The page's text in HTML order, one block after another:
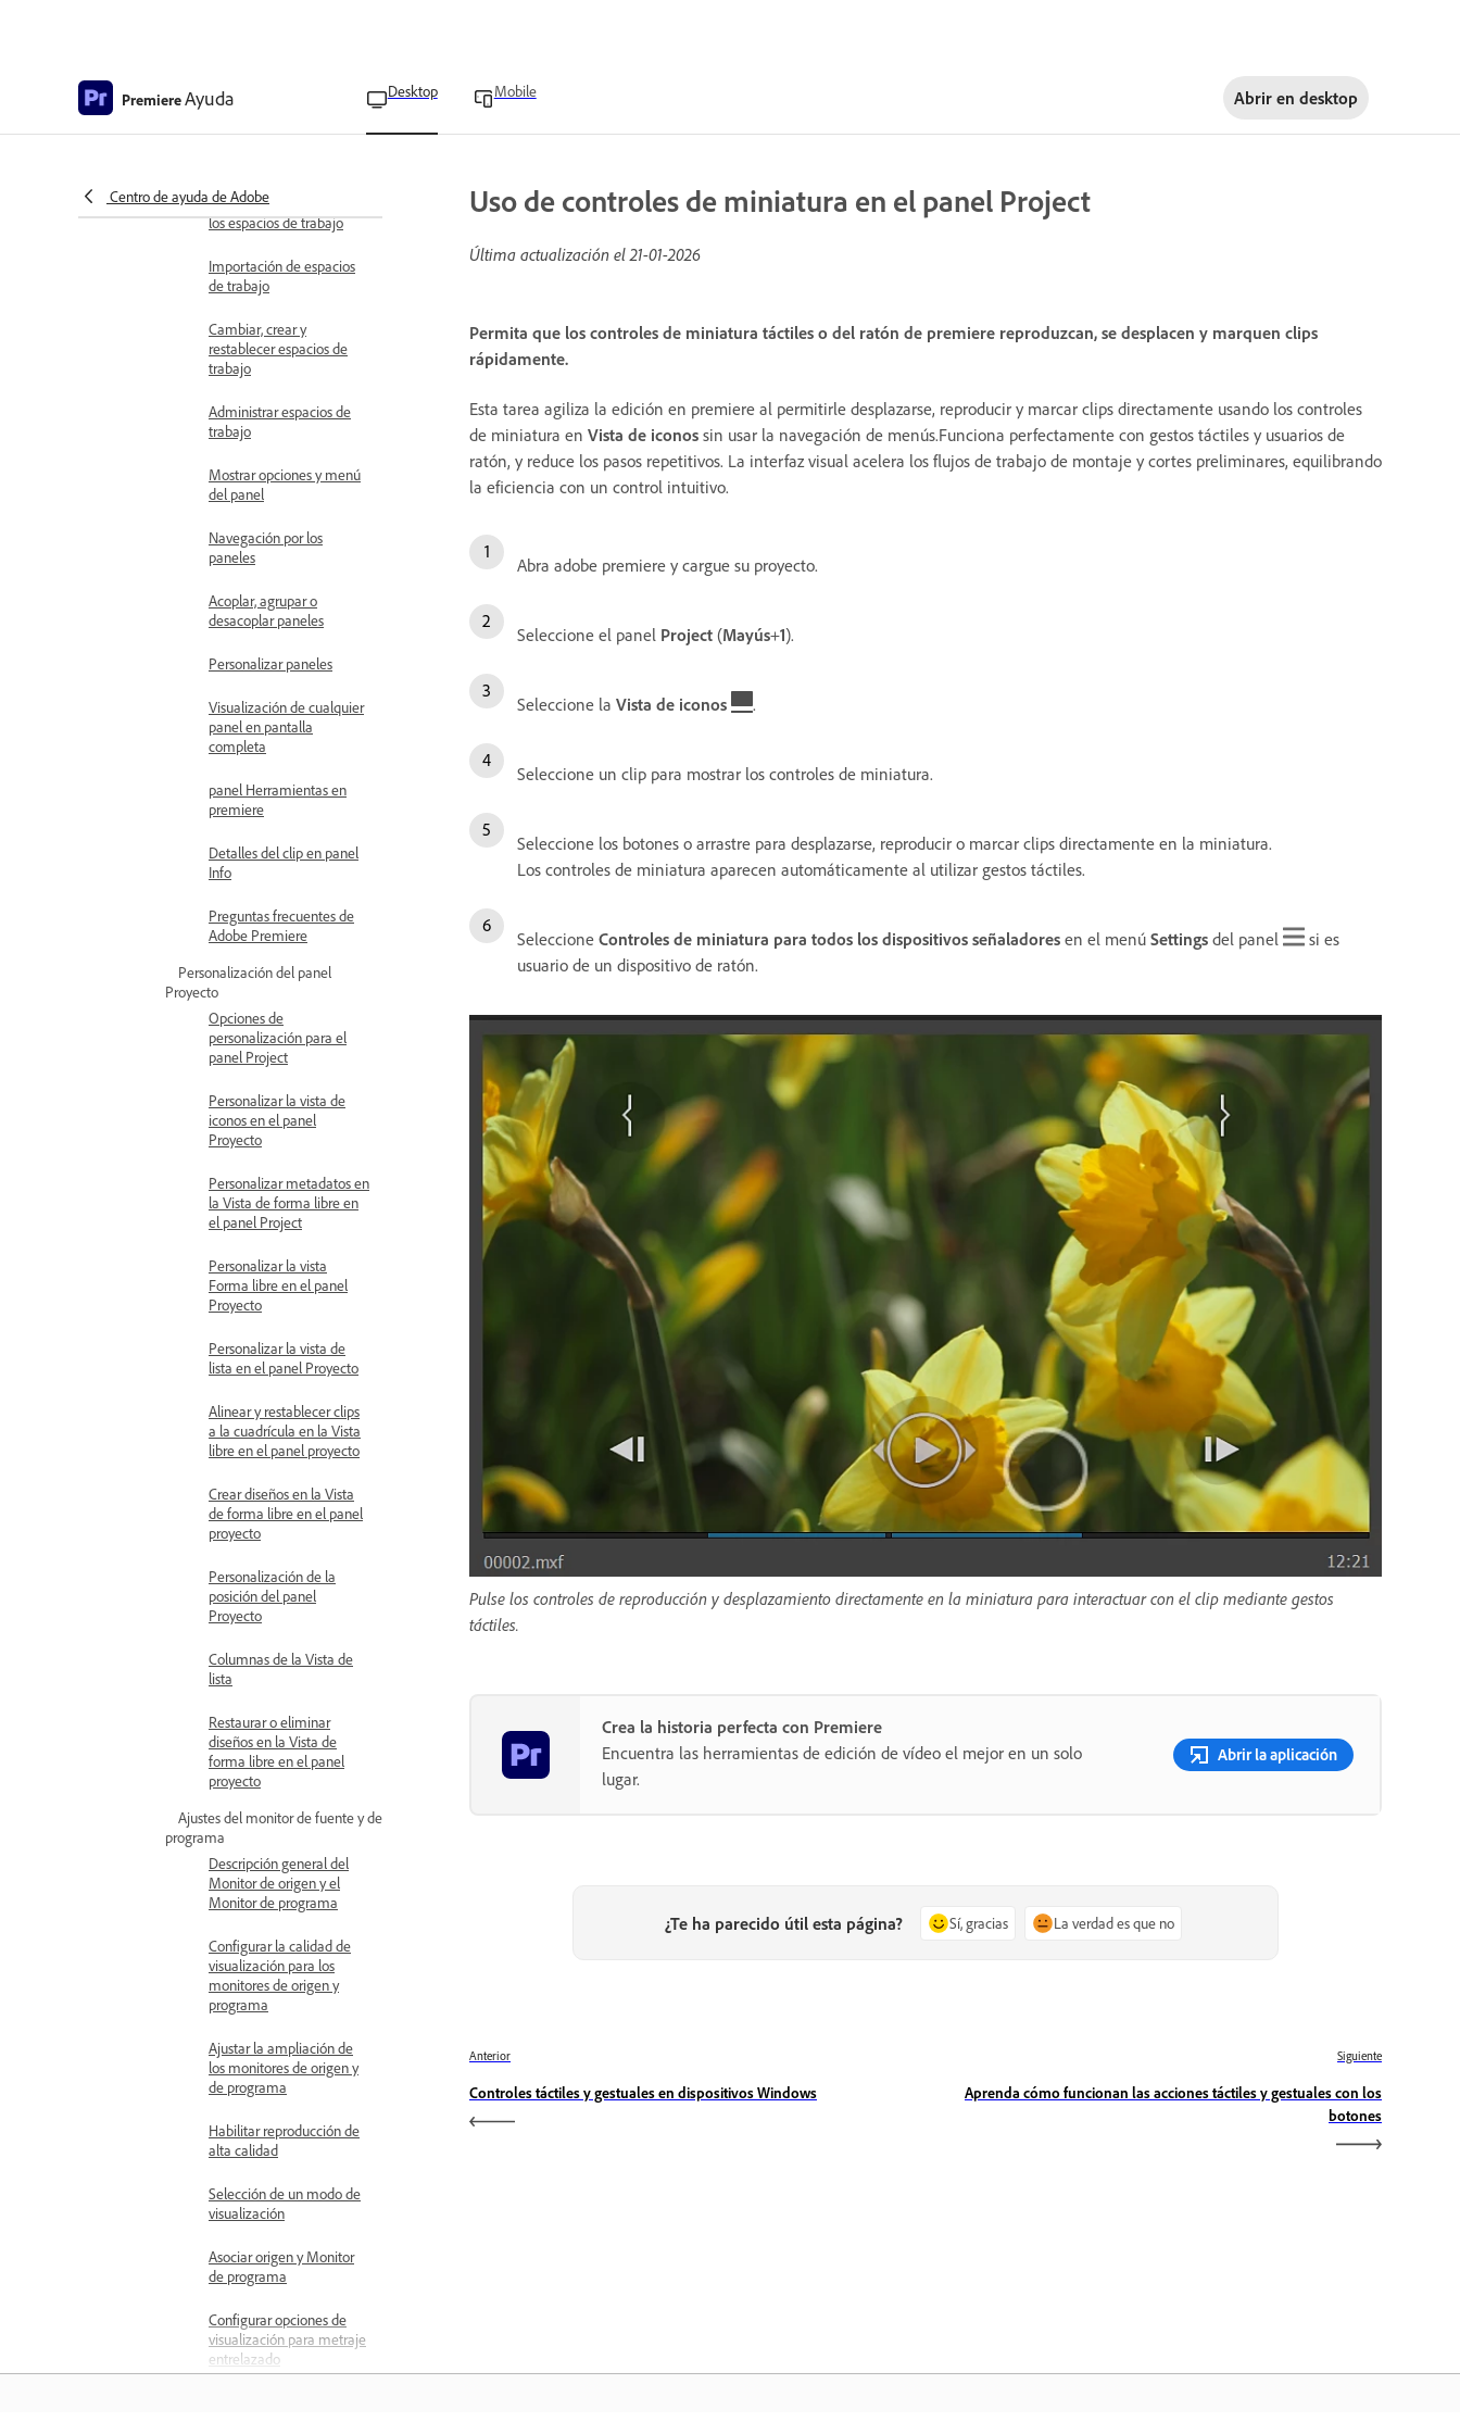
PremiereAyuda Desktop Mobile Abrir en desktop
Centro de ayuda de Adobe
las acciones táctiles y
Información general sobre
los espacios de trabajo
Importación de espacios
de trabajo
Cambiar, crear y
restablecer espacios de
trabajo
Administrar espacios de
trabajo
Mostrar opciones y menú
del panel
Navegación por los
paneles
Acoplar, agrupar o
desacoplar paneles
Personalizar paneles
Visualización de cualquier
panel en pantalla
completa
panel Herramientas en
premiere
Detalles del clip en panel
Info
Preguntas frecuentes de
Adobe Premiere
Personalización del panel
Proyecto
Opciones de
personalización para el
panel Project
Personalizar la vista de
iconos en el panel
Proyecto
Personalizar metadatos en
la Vista de forma libre en
el panel Project
Personalizar la vista
Forma libre en el panel
Proyecto
Personalizar la vista de
lista en el panel Proyecto
Alinear y restablecer clips
a la cuadrícula en la Vista
libre en el panel proyecto
Crear diseños en la Vista
de forma libre en el panel
proyecto
Personalización de la
posición del panel
Proyecto
Columnas de la Vista de
lista
Restaurar o eliminar
diseños en la Vista de
forma libre en el panel
proyecto
Ajustes del monitor de fuente y de
programa
Descripción general del
Monitor de origen y el
Monitor de programa
Configurar la calidad de
visualización para los
monitores de origen y
programa
Ajustar la ampliación de
los monitores de origen y
de programa
Habilitar reproducción de
alta calidad
Selección de un modo de
visualización
Asociar origen y Monitor
de programa
Configurar opciones de
visualización para metraje
entrelazado
Uso de controles de miniatura en el panel Project
Última actualización el21-01-2026
Permita que los controles de miniatura táctiles o del ratón de premiere reproduzcan, se desplacen y marquen clips
rápidamente.
Esta tarea agiliza la edición en premiere al permitirle desplazarse, reproducir y marcar clips directamente usando los controles
de miniatura en Vista de iconos sin usar la navegación de menús.Funciona perfectamente con gestos táctiles y usuarios de
ratón, y reduce los pasos repetitivos. La interfaz visual acelera los flujos de trabajo de montaje y cortes preliminares, equilibrando
la eficiencia con un control intuitivo.
Abra adobe premiere y cargue su proyecto.
Seleccione el panel Project (Mayús+1).
Seleccione la Vista de iconos .
Seleccione un clip para mostrar los controles de miniatura.
Seleccione los botones o arrastre para desplazarse, reproducir o marcar clips directamente en la miniatura.
Los controles de miniatura aparecen automáticamente al utilizar gestos táctiles.
Seleccione Controles de miniatura para todos los dispositivos señaladores en el menú Settings del panel
si es
usuario de un dispositivo de ratón.
Pulse los controles de reproducción y desplazamiento directamente en la miniatura para interactuar con el clip mediante gestos
táctiles.
Crea la historia perfecta con Premiere
Encuentra las herramientas de edición de vídeo el mejor en un solo
lugar.
Abrir la aplicación
¿Te ha parecido útil esta página? Sí, gracias La verdad es que no
Anterior
Controles táctiles y gestuales en dispositivos Windows
Siguiente
Aprenda cómo funcionan las acciones táctiles y gestuales con los
botones